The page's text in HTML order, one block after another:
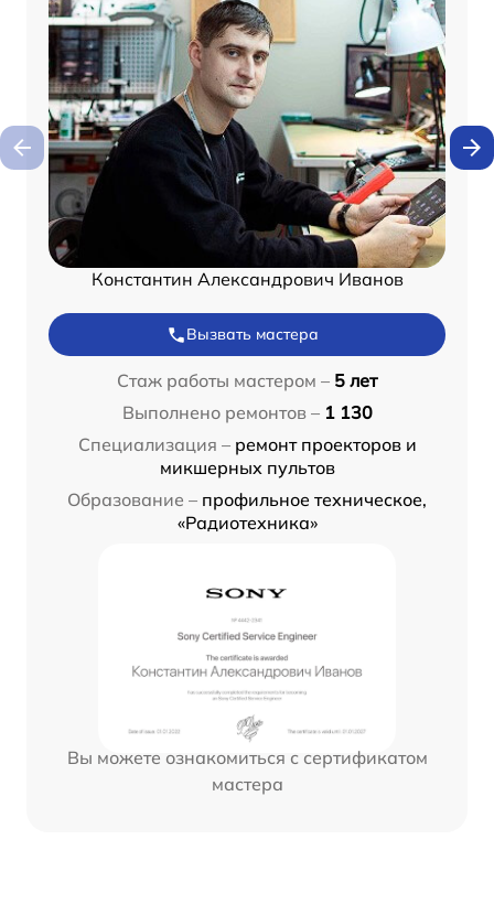
Константин Александрович Иванов
Вызвать мастера
Стаж работы мастером – 5 лет
Выполнено ремонтов – 1 130
Специализация – ремонт проекторов и
микшерных пультов
Образование – профильное техническое,
«Радиотехника»
Вы можете ознакомиться с сертификатом
мастера